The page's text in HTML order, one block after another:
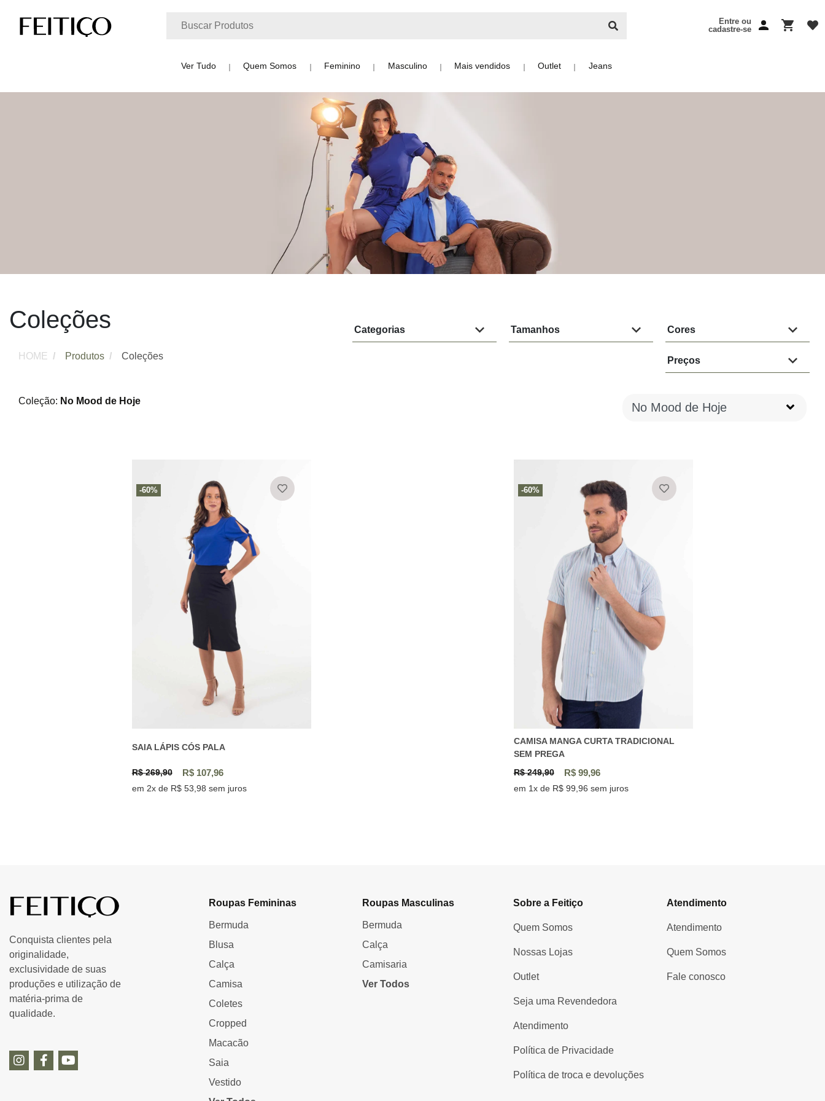
Ver Tudo Quem Somos Feminino Masculino Mais vendidos Outlet Jeans
Entre ou
cadastre-se
Coleções
HOME Produtos Coleções
Categorias Tamanhos Cores
Preços
Coleção: No Mood de Hoje
-60%
SAIA LÁPIS CÓS PALA
R$ 269,90 R$ 107,96
em 2x de R$ 53,98 sem juros
-60%
CAMISA MANGA CURTA TRADICIONAL
SEM PREGA
R$ 249,90
R$ 99,96
em 1x de R$ 99,96 sem juros
Conquista clientes pela
originalidade,
exclusividade de suas
produções e utilização de
matéria-prima de
qualidade.
Roupas Femininas
Bermuda
Blusa
Calça
Camisa
Coletes
Cropped
Macacão
Saia
Vestido
Roupas Masculinas
Bermuda
Calça
Camisaria
Ver Todos
Sobre a Feitiço
Quem Somos
Nossas Lojas
Outlet
Seja uma Revendedora
Atendimento
Política de Privacidade
Política de troca e devoluções
Atendimento
Atendimento
Quem Somos
Fale conosco